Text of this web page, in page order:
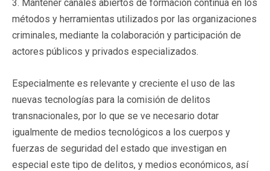
3. Mantener canales abiertos de formación continua en los
métodos y herramientas utilizados por las organizaciones
criminales, mediante la colaboración y participación de
actores públicos y privados especializados.
Especialmente es relevante y creciente el uso de las
nuevas tecnologías para la comisión de delitos
transnacionales, por lo que se ve necesario dotar
igualmente de medios tecnológicos a los cuerpos y
fuerzas de seguridad del estado que investigan en
especial este tipo de delitos, y medios económicos, así